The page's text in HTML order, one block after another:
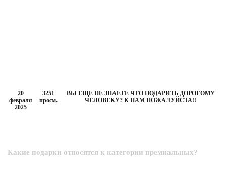
Какие подарки относятся к категории премиальных?
20
февраля
2025
3251
просм.
ВЫ ЕЩЕ НЕ ЗНАЕТЕ ЧТО ПОДАРИТЬ ДОРОГОМУ
ЧЕЛОВЕКУ? К НАМ ПОЖАЛУЙСТА!!